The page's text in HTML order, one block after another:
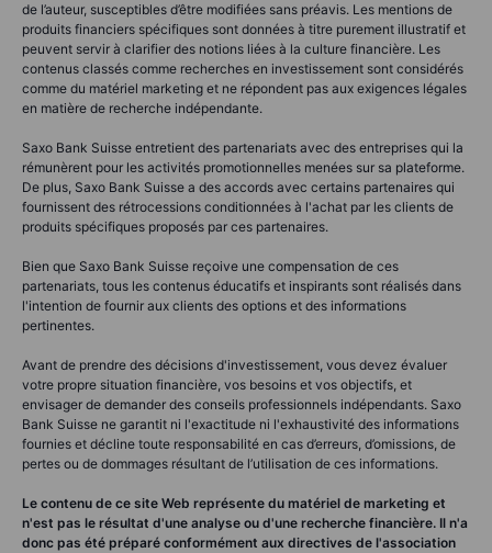
de l’auteur, susceptibles d’être modifiées sans préavis. Les mentions de
produits financiers spécifiques sont données à titre purement illustratif et
peuvent servir à clarifier des notions liées à la culture financière. Les
contenus classés comme recherches en investissement sont considérés
comme du matériel marketing et ne répondent pas aux exigences légales
en matière de recherche indépendante.
Saxo Bank Suisse entretient des partenariats avec des entreprises qui la
rémunèrent pour les activités promotionnelles menées sur sa plateforme.
De plus, Saxo Bank Suisse a des accords avec certains partenaires qui
fournissent des rétrocessions conditionnées à l'achat par les clients de
produits spécifiques proposés par ces partenaires.
Bien que Saxo Bank Suisse reçoive une compensation de ces
partenariats, tous les contenus éducatifs et inspirants sont réalisés dans
l'intention de fournir aux clients des options et des informations
pertinentes.
Avant de prendre des décisions d'investissement, vous devez évaluer
votre propre situation financière, vos besoins et vos objectifs, et
envisager de demander des conseils professionnels indépendants. Saxo
Bank Suisse ne garantit ni l'exactitude ni l'exhaustivité des informations
fournies et décline toute responsabilité en cas d’erreurs, d’omissions, de
pertes ou de dommages résultant de l’utilisation de ces informations.
Le contenu de ce site Web représente du matériel de marketing et
n'est pas le résultat d'une analyse ou d'une recherche financière. Il n'a
donc pas été préparé conformément aux directives de l'association